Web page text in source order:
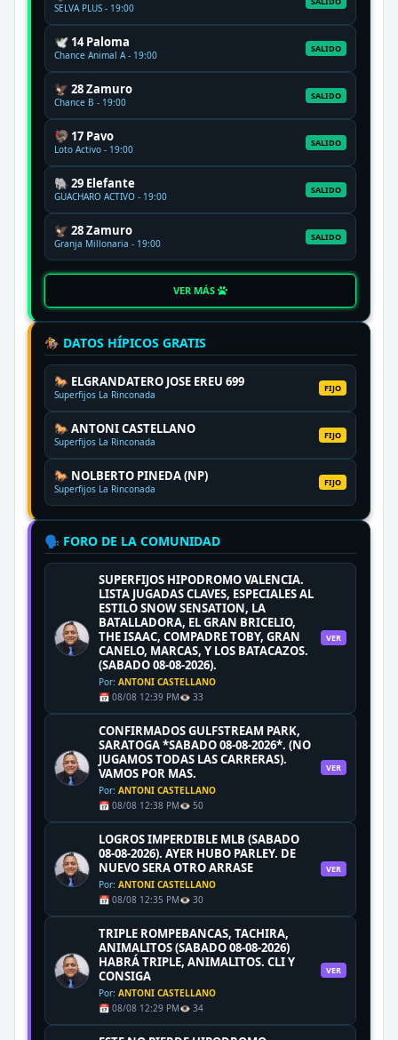
SELVA PLUS - 19:00
🕊️ 14 Paloma
Chance Animal A - 19:00
SALIDO
🦅 28 Zamuro
Chance B - 19:00
SALIDO
🦃 17 Pavo
Loto Activo - 19:00
SALIDO
🐘 29 Elefante
GUACHARO ACTIVO - 19:00
SALIDO
🦅 28 Zamuro
Granja Millonaria - 19:00
SALIDO
VER MÁS
🏇 DATOS HÍPICOS GRATIS
🐎 ELGRANDATERO JOSE EREU 699
Superfijos La Rinconada
FIJO
🐎 ANTONI CASTELLANO
Superfijos La Rinconada
FIJO
🐎 NOLBERTO PINEDA (NP)
Superfijos La Rinconada
FIJO
🗣️ FORO DE LA COMUNIDAD
SUPERFIJOS HIPODROMO VALENCIA.
LISTA JUGADAS CLAVES, ESPECIALES AL
ESTILO SNOW SENSATION, LA
BATALLADORA, EL GRAN BRICELIO,
THE ISAAC, COMPADRE TOBY, GRAN
CANELO, MARCAS, Y LOS BATACAZOS.
(SABADO 08-08-2026).
Por: ANTONI CASTELLANO
📅 08/08 12:39 PM👁️ 33
VER
CONFIRMADOS GULFSTREAM PARK,
SARATOGA *SABADO 08-08-2026*. (NO
JUGAMOS TODAS LAS CARRERAS).
VAMOS POR MAS.
Por: ANTONI CASTELLANO
📅 08/08 12:38 PM👁️ 50
VER
LOGROS IMPERDIBLE MLB (SABADO
08-08-2026). AYER HUBO PARLEY. DE
NUEVO SERA OTRO ARRASE
Por: ANTONI CASTELLANO
📅 08/08 12:35 PM👁️ 30
VER
TRIPLE ROMPEBANCAS, TACHIRA,
ANIMALITOS (SABADO 08-08-2026)
HABRÁ TRIPLE, ANIMALITOS. CLI Y
CONSIGA
Por: ANTONI CASTELLANO
📅 08/08 12:29 PM👁️ 34
VER